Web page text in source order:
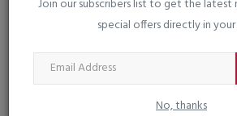
Join our subscribers list to get the latest
special offers directly in
No, thanks
VOTING POLL